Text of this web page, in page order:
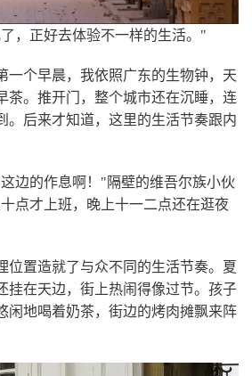
，正好去体验不一样的生活。"
一个早晨，我依照广东的生物钟，天
茶。推开门，整个城市还在沉睡，连
。后来才知道，这里的生活节奏跟内
边的作息啊！"隔壁的维吾尔族小伙
点才上班，晚上十一二点还在逛夜
位置造就了与众不同的生活节奏。夏
挂在天边，街上热闹得像过节。孩子
闲地喝着奶茶，街边的烤肉摊飘来阵